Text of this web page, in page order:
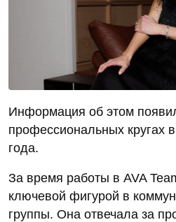
Информация об этом
профессиональных кругах
года.
За время работы в AVA
ключевой фигурой в
группы. Она отвечала за